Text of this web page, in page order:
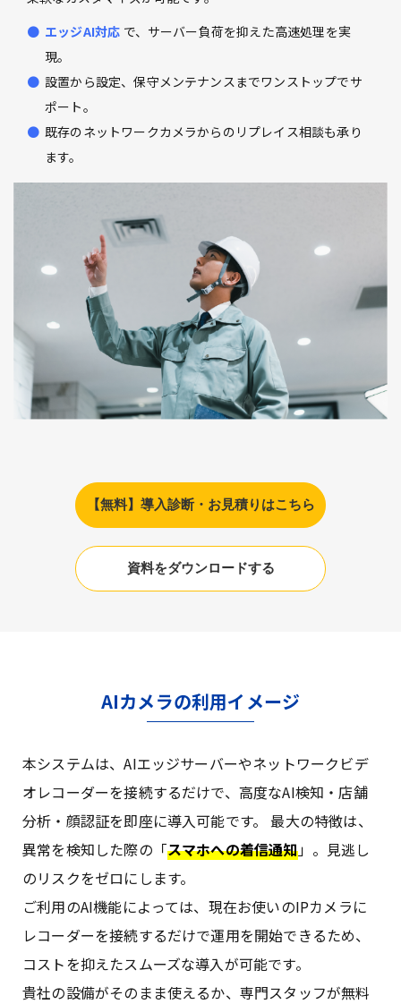
エッジAI対応 で、サーバー負荷を抑えた高速処理を実
現。
設置から設定、保守メンテナンスまでワンストップでサ
ポート。
既存のネットワークカメラからのリプレイス相談も承り
ます。
【無料】導入診断・お見積りはこちら
資料をダウンロードする
AIカメラの利用イメージ
本システムは、AIエッジサーバーやネットワークビデ
オレコーダーを接続するだけで、高度なAI検知・店舗
分析・顔認証を即座に導入可能です。 最大の特徴は、
異常を検知した際の「スマホへの着信通知」。見逃し
のリスクをゼロにします。
ご利用のAI機能によっては、現在お使いのIPカメラに
レコーダーを接続するだけで運用を開始できるため、
コストを抑えたスムーズな導入が可能です。
貴社の設備がそのまま使えるか、専門スタッフが無料